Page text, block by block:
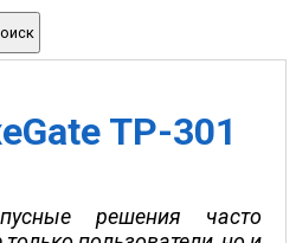
TP-301
решения часто